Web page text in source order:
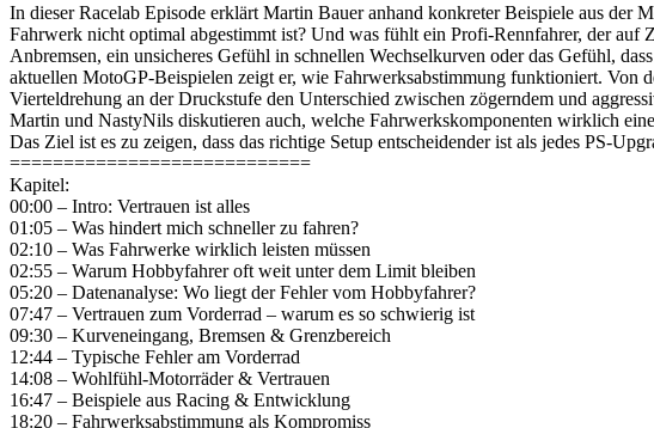
In dieser Racelab Episode erklärt Martin Bauer anhand konkreter Beispiele aus der
Fahrwerk nicht optimal abgestimmt ist? Und was fühlt ein Profi-Rennfahrer, der auf
Anbremsen, ein unsicheres Gefühl in schnellen Wechselkurven oder das Gefühl,
aktuellen MotoGP-Beispielen zeigt er, wie Fahrwerksabstimmung funktioniert.
Vierteldrehung an der Druckstufe den Unterschied zwischen zögerndem und
Martin und NastyNils diskutieren auch, welche Fahrwerkskomponenten wirklich
Das Ziel ist es zu zeigen, dass das richtige Setup entscheidender ist als jedes PS-
============================
Kapitel:
00:00 – Intro: Vertrauen ist alles
01:05 – Was hindert mich schneller zu fahren?
02:10 – Was Fahrwerke wirklich leisten müssen
02:55 – Warum Hobbyfahrer oft weit unter dem Limit bleiben
05:20 – Datenanalyse: Wo liegt der Fehler vom Hobbyfahrer?
07:47 – Vertrauen zum Vorderrad – warum es so schwierig ist
09:30 – Kurveneingang, Bremsen & Grenzbereich
12:44 – Typische Fehler am Vorderrad
14:08 – Wohlfühl-Motorräder & Vertrauen
16:47 – Beispiele aus Racing & Entwicklung
18:20 – Fahrwerksabstimmung als Kompromiss